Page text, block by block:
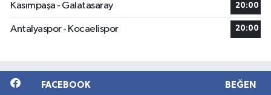
Kasımpaşa - Galatasaray 20:00
Antalyaspor - Kocaelispor 20:00
FACEBOOK BEĞEN